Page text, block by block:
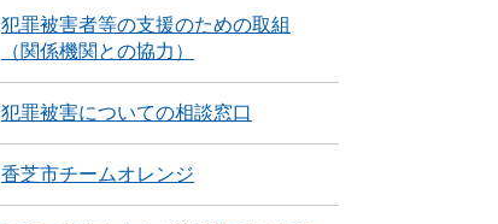
犯罪被害者等の支援のための取組
（関係機関との協力）
犯罪被害についての相談窓口
香芝市チームオレンジ